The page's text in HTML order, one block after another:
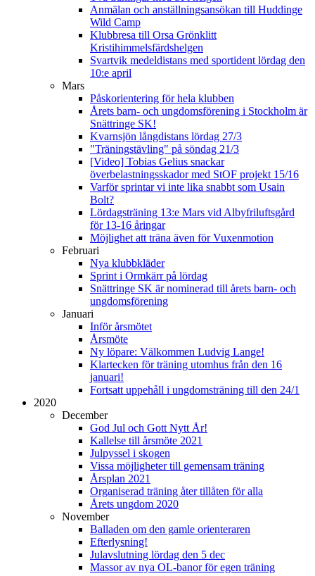
Anmälan och anställningsansökan till Huddinge
Wild Camp
Klubbresa till Orsa Grönklitt
Kristihimmelsfärdshelgen
Svartvik medeldistans med sportident lördag den
10:e april
Mars
Påskorientering för hela klubben
Årets barn- och ungdomsförening i Stockholm är
Snättringe SK!
Kvarnsjön långdistans lördag 27/3
"Träningstävling" på söndag 21/3
[Video] Tobias Gelius snackar
överbelastningsskador med StOF projekt 15/16
Varför sprintar vi inte lika snabbt som Usain
Bolt?
Lördagsträning 13:e Mars vid Albyfriluftsgård
för 13-16 åringar
Möjlighet att träna även för Vuxenmotion
Februari
Nya klubbkläder
Sprint i Ormkärr på lördag
Snättringe SK är nominerad till årets barn- och
ungdomsförening
Januari
Inför årsmötet
Årsmöte
Ny löpare: Välkommen Ludvig Lange!
Klartecken för träning utomhus från den 16
januari!
Fortsatt uppehåll i ungdomsträning till den 24/1
2020
December
God Jul och Gott Nytt År!
Kallelse till årsmöte 2021
Julpyssel i skogen
Vissa möjligheter till gemensam träning
Årsplan 2021
Organiserad träning åter tillåten för alla
Årets ungdom 2020
November
Balladen om den gamle orienteraren
Efterlysning!
Julavslutning lördag den 5 dec
Massor av nya OL-banor för egen träning